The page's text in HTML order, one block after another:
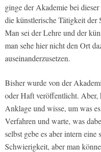
ginge der Akademie bei
die künstlerische Tätigkeit der
Man sei der Lehre und der
man sehe hier nicht den Ort
auseinanderzusetzen.
Bisher wurde von der
oder Haft veröffentlicht. Aber,
Anklage und wisse, um was
Verfahren und warte, was
selbst gebe es aber intern
Schwierigkeit, aber man